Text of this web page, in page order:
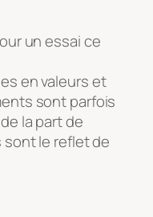
un essai ce
en valeurs et
sont parfois
la part de
le reflet de